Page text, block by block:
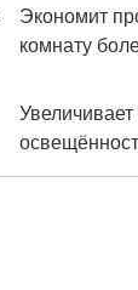
Экономит
комнату